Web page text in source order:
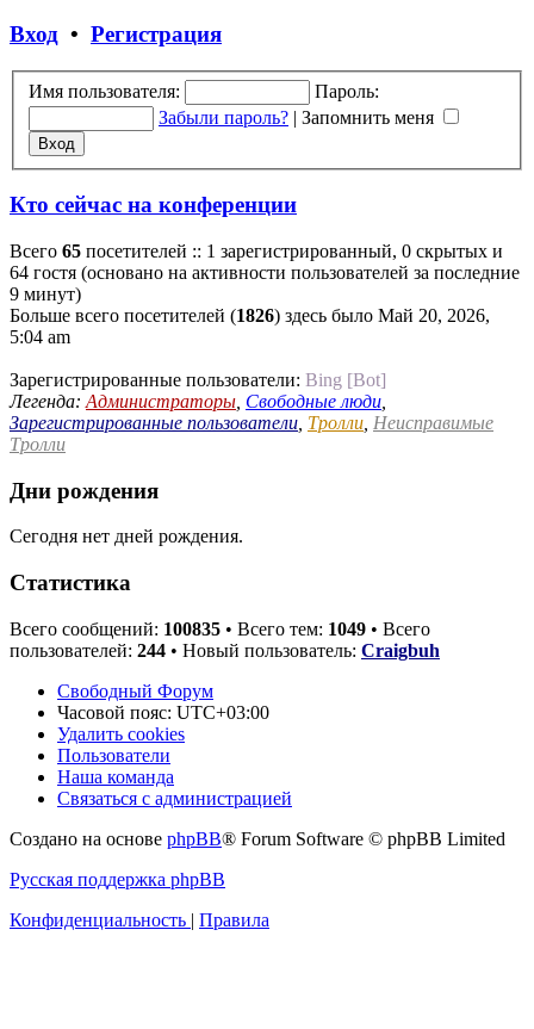
Вход • Регистрация
Имя пользователя:
Пароль:
Забыли пароль? | Запомнить меня
Кто сейчас на конференции
Всего 65 посетителей :: 1 зарегистрированный, 0 скрытых и
64 гостя (основано на активности пользователей за последние
9 минут)
Больше всего посетителей (1826) здесь было Май 20, 2026,
5:04 am
Зарегистрированные пользователи: Bing [Bot]
Легенда: Администраторы Свободные люди
Зарегистрированные пользователи Тролли Неисправимые
Тролли
Дни рождения
Сегодня нет дней рождения.
Статистика
Всего сообщений: 100835 • Всего тем: 1049 • Всего
пользователей: 244 • Новый пользователь: Craigbuh
Свободный Форум
Часовой пояс: UTC+03:00
Удалить cookies
Пользователи
Наша команда
Связаться с администрацией
Создано на основе phpBB® Forum Software © phpBB Limited
Русская поддержка phpBB
Конфиденциальность | Правила